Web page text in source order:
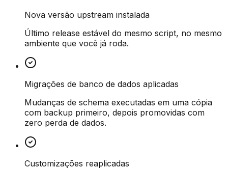
Nova versão upstream instalada
Último release estável do mesmo script, no mesmo
ambiente que você já roda.
Migrações de banco de dados aplicadas
Mudanças de schema executadas em uma cópia
com backup primeiro, depois promovidas com
zero perda de dados.
Customizações reaplicadas